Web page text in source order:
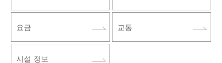
요금 교통
시설 정보